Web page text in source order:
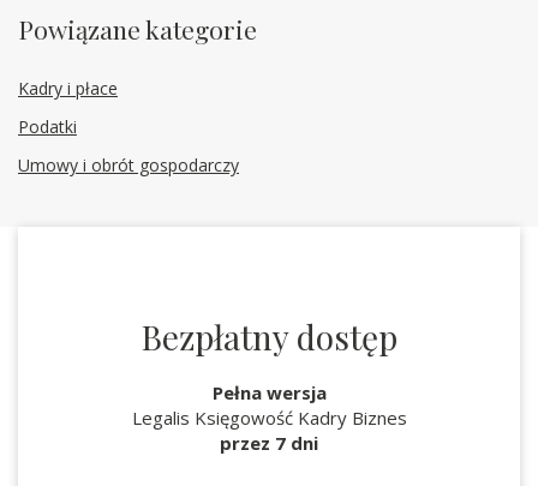
Powiązane kategorie
Kadry i płace
Podatki
Umowy i obrót gospodarczy
Bezpłatny dostęp
Pełna wersja
Legalis Księgowość Kadry Biznes
przez 7 dni